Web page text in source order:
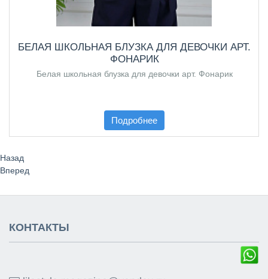
БЕЛАЯ ШКОЛЬНАЯ БЛУЗКА ДЛЯ ДЕВОЧКИ АРТ.
ФОНАРИК
Белая школьная блузка для девочки арт. Фонарик
Подробнее
Назад
Вперед
КОНТАКТЫ